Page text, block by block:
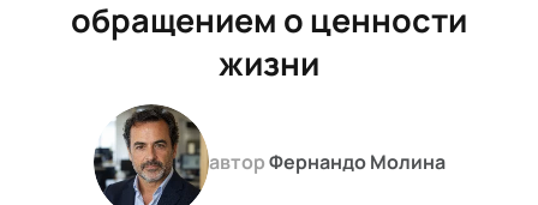
обращением о ценности
жизни
авторФернандо Молина